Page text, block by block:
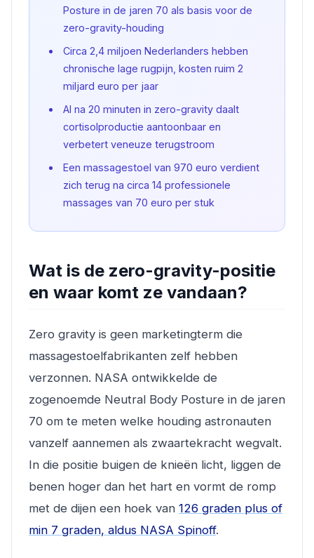
Posture in de jaren 70 als basis voor de
zero-gravity-houding
Circa 2,4 miljoen Nederlanders hebben
chronische lage rugpijn, kosten ruim 2
miljard euro per jaar
Al na 20 minuten in zero-gravity daalt
cortisolproductie aantoonbaar en
verbetert veneuze terugstroom
Een massagestoel van 970 euro verdient
zich terug na circa 14 professionele
massages van 70 euro per stuk
Wat is de zero-gravity-positie
en waar komt ze vandaan?
Zero gravity is geen marketingterm die
massagestoelfabrikanten zelf hebben
verzonnen. NASA ontwikkelde de
zogenoemde Neutral Body Posture in de jaren
70 om te meten welke houding astronauten
vanzelf aannemen als zwaartekracht wegvalt.
In die positie buigen de knieën licht, liggen de
benen hoger dan het hart en vormt de romp
met de dijen een hoek van 126 graden plus of
min 7 graden, aldus NASA Spinoff.